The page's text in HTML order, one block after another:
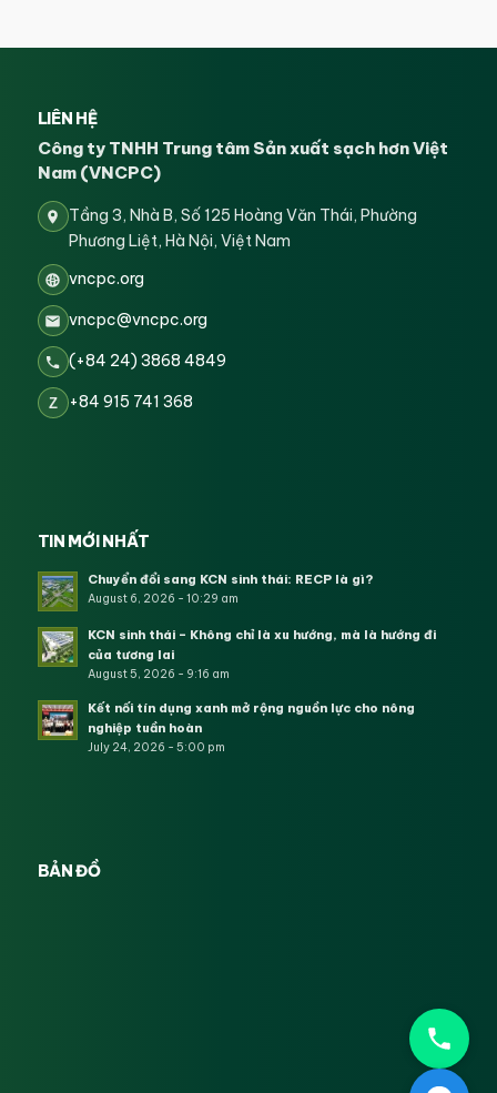
LIÊN HỆ
Công ty TNHH Trung tâm Sản xuất sạch hơn Việt
Nam (VNCPC)
Tầng 3, Nhà B, Số 125 Hoàng Văn Thái, Phường
Phương Liệt, Hà Nội, Việt Nam
vncpc.org
vncpc@vncpc.org
(+84 24) 3868 4849
Z +84 915 741 368
TIN MỚI NHẤT
Chuyển đổi sang KCN sinh thái: RECP là gì?
August 6, 2026 - 10:29 am
KCN sinh thái – Không chỉ là xu hướng, mà là hướng đi
của tương lai
August 5, 2026 - 9:16 am
Kết nối tín dụng xanh mở rộng nguồn lực cho nông
nghiệp tuần hoàn
July 24, 2026 - 5:00 pm
BẢN ĐỒ